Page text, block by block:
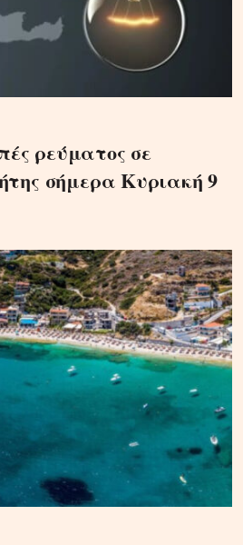
ρεύματος σε
σήμερα Κυριακή 9